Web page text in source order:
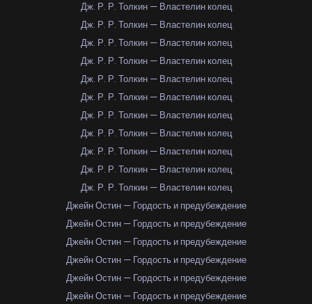
Дж. Р. Р. Толкин — Властелин колец
Дж. Р. Р. Толкин — Властелин колец
Дж. Р. Р. Толкин — Властелин колец
Дж. Р. Р. Толкин — Властелин колец
Дж. Р. Р. Толкин — Властелин колец
Дж. Р. Р. Толкин — Властелин колец
Дж. Р. Р. Толкин — Властелин колец
Дж. Р. Р. Толкин — Властелин колец
Дж. Р. Р. Толкин — Властелин колец
Дж. Р. Р. Толкин — Властелин колец
Дж. Р. Р. Толкин — Властелин колец
Джейн Остин — Гордость и предубеждение
Джейн Остин — Гордость и предубеждение
Джейн Остин — Гордость и предубеждение
Джейн Остин — Гордость и предубеждение
Джейн Остин — Гордость и предубеждение
Джейн Остин — Гордость и предубеждение